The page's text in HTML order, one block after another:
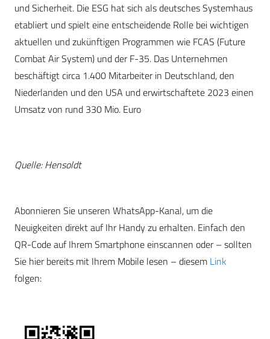
und Sicherheit. Die ESG hat sich als deutsches Systemhaus
etabliert und spielt eine entscheidende Rolle bei wichtigen
aktuellen und zukünftigen Programmen wie FCAS (Future
Combat Air System) und der F-35. Das Unternehmen
beschäftigt circa 1.400 Mitarbeiter in Deutschland, den
Niederlanden und den USA und erwirtschaftete 2023 einen
Umsatz von rund 330 Mio. Euro
Quelle: Hensoldt
Abonnieren Sie unseren WhatsApp-Kanal, um die
Neuigkeiten direkt auf Ihr Handy zu erhalten. Einfach den
QR-Code auf Ihrem Smartphone einscannen oder – sollten
Sie hier bereits mit Ihrem Mobile lesen – diesem Link
folgen: